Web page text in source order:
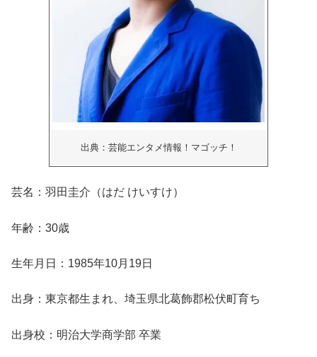
出典：芸能エンタメ情報！マゴッチ！
芸名：羽田圭介（はだ けいすけ）
年齢：30歳
生年月日：1985年10月19日
出身：東京都生まれ、埼玉県北葛飾郡松伏町育ち
出身校：明治大学商学部 卒業